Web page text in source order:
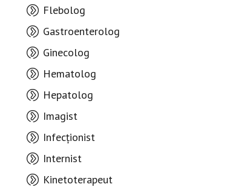
Flebolog
Gastroenterolog
Ginecolog
Hematolog
Hepatolog
Imagist
Infecționist
Internist
Kinetoterapeut